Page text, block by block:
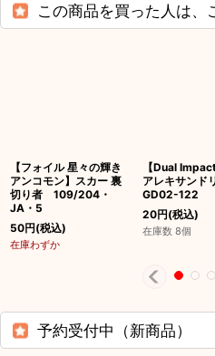
この商品を買った人は、
【フォイル 星々の輝き
アンコモン】スカー 裏
切り者 109/204・
JA・5
50円(税込)
在庫わずか
【Dual
アレキサンド
GD02-122
20円(税込)
在庫数 8個
予約受付中（新商品）